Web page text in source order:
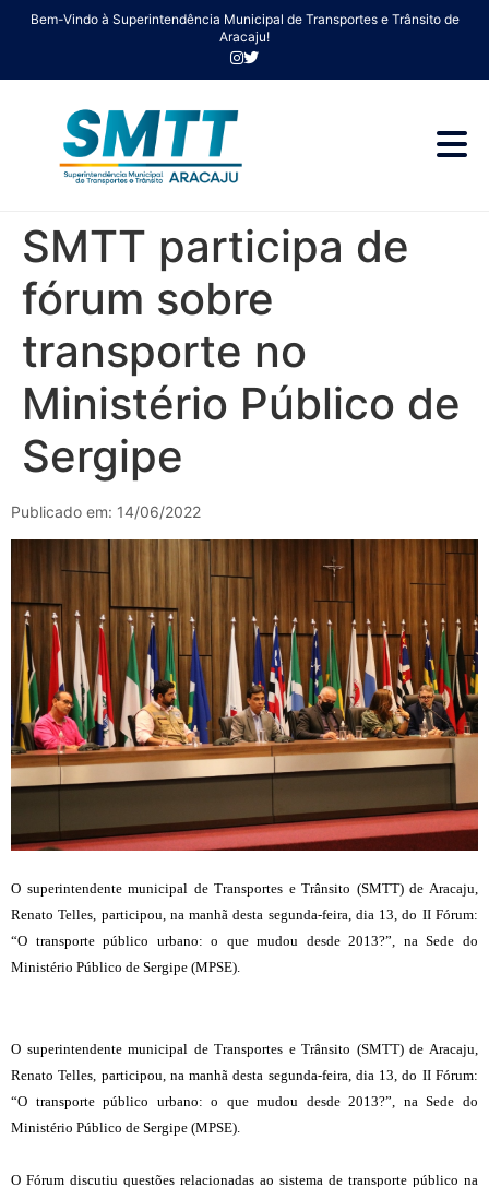
Bem-Vindo à Superintendência Municipal de Transportes e Trânsito de
Aracaju!
SMTT participa de
fórum sobre
transporte no
Ministério Público de
Sergipe
Publicado em: 14/06/2022
O superintendente municipal de Transportes e Trânsito (SMTT) de Aracaju,
Renato Telles, participou, na manhã desta segunda-feira, dia 13, do II Fórum:
“O transporte público urbano: o que mudou desde 2013?”, na Sede do
Ministério Público de Sergipe (MPSE).
O superintendente municipal de Transportes e Trânsito (SMTT) de Aracaju,
Renato Telles, participou, na manhã desta segunda-feira, dia 13, do II Fórum:
“O transporte público urbano: o que mudou desde 2013?”, na Sede do
Ministério Público de Sergipe (MPSE).
O Fórum discutiu questões relacionadas ao sistema de transporte público na